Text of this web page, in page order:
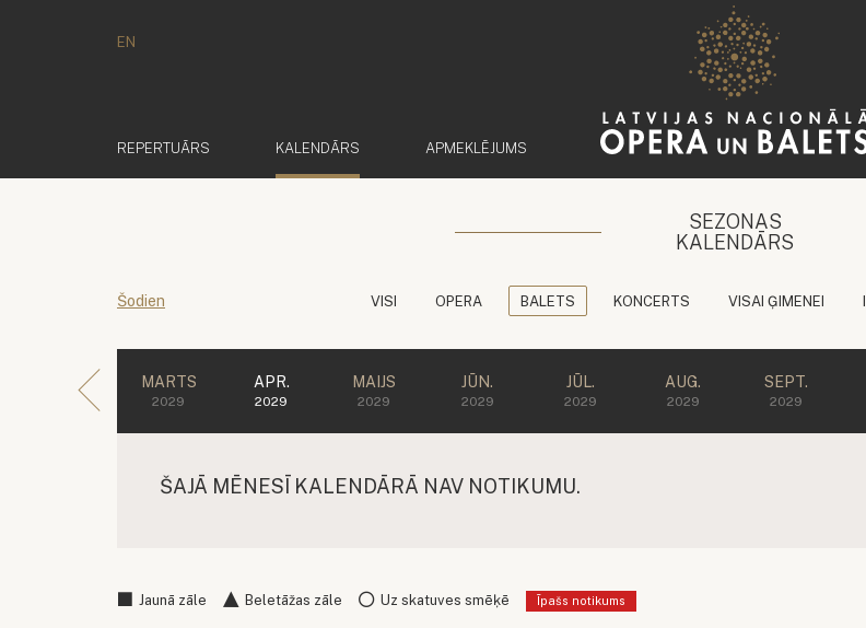
EN
REPERTUĀRS KALENDĀRS APMEKLĒJUMS
SEZONAS
KALENDĀRS
Šodien VISI OPERA BALETS KONCERTS VISAI ĢIMENEI
MARTS
2029
APR.
2029
MAIJS
2029
JŪN.
2029
JŪL.
2029
AUG.
2029
SEPT.
2029
ŠAJĀ MĒNESĪ KALENDĀRĀ NAV NOTIKUMU.
Jaunā zāle Beletāžas zāle Uz skatuves smēķē Īpašs notikums